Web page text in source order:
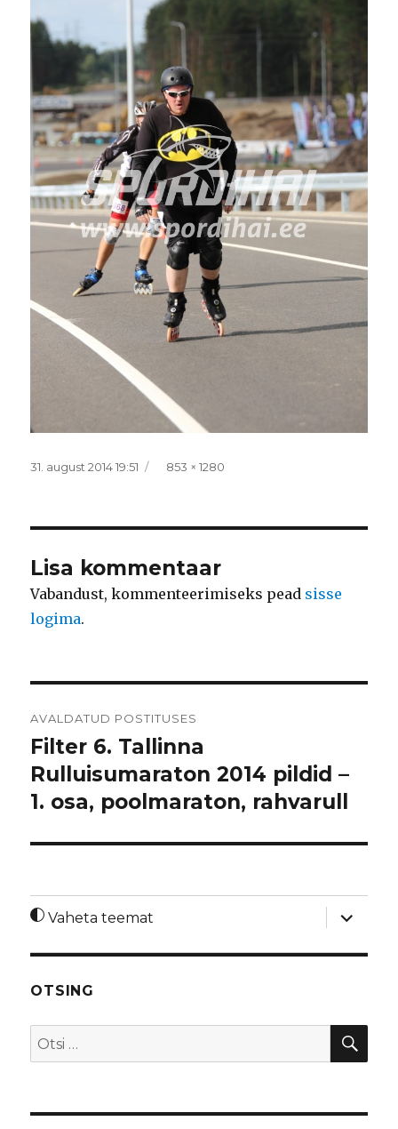
Postitatud
31. august 2014 19:51 Täissuurus
853 × 1280
Lisa kommentaar
Vabandust, kommenteerimiseks pead sisse
logima.
AVALDATUD POSTITUSES
Filter 6. Tallinna
Rulluisumaraton 2014 pildid –
1. osa, poolmaraton, rahvarull
Vaheta teemat
laienda
OTSING
Otsi: